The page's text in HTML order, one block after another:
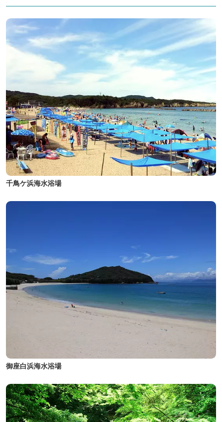
千鳥ケ浜海水浴場
御座白浜海水浴場